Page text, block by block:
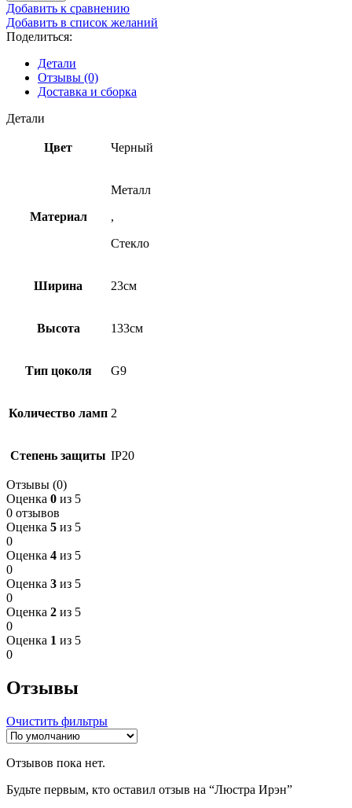
Добавить к сравнению
Добавить в список желаний
Поделиться:
Детали
Отзывы (0)
Доставка и сборка
Детали
Цвет Черный
Материал
Металл
,
Стекло
Ширина 23см
Высота 133см
Тип цоколя G9
Количество ламп 2
Степень защиты IP20
Отзывы (0)
Оценка 0 из 5
0 отзывов
Оценка 5 из 5
0
Оценка 4 из 5
0
Оценка 3 из 5
0
Оценка 2 из 5
0
Оценка 1 из 5
0
Отзывы
Очистить фильтры
Отзывов пока нет.
Будьте первым, кто оставил отзыв на “Люстра Ирэн”